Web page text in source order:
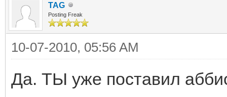
admin
ERROR [07 окт
'daily_ap' in
TAG
Posting Freak
10-07-2010, 05:56 AM
Да. ТЫ уже поставил